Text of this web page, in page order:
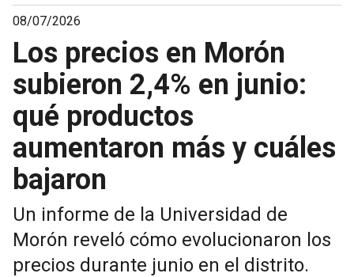
08/07/2026
Los precios en Morón
subieron 2,4% en junio:
qué productos
aumentaron más y cuáles
bajaron
Un informe de la Universidad de
Morón reveló cómo evolucionaron los
precios durante junio en el distrito.